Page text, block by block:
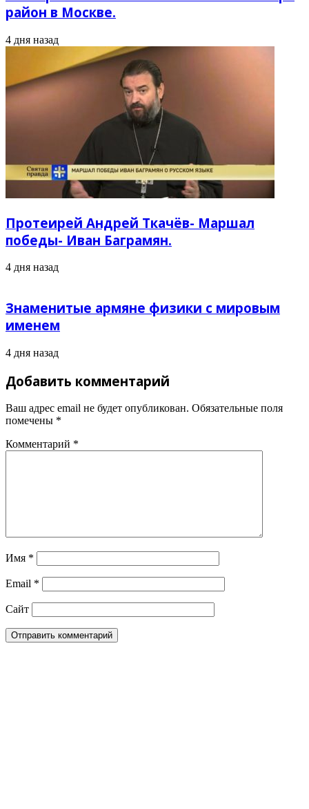
район в Москве.
4 дня назад
Протеирей Андрей Ткачёв- Маршал
победы- Иван Баграмян.
4 дня назад
Знаменитые армяне физики с мировым
именем
4 дня назад
Добавить комментарий
Ваш адрес email не будет опубликован. Обязательные поля
помечены *
Комментарий *
Имя *
Email *
Сайт